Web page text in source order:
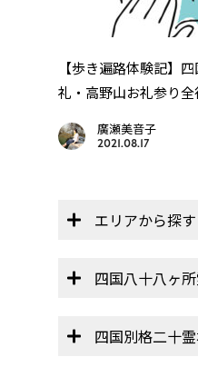
【歩き遍路体験記】
礼・高野山お礼参り
廣瀬美音子
2021.08.17
エリアから探す
四国八十八ヶ
四国別格二十